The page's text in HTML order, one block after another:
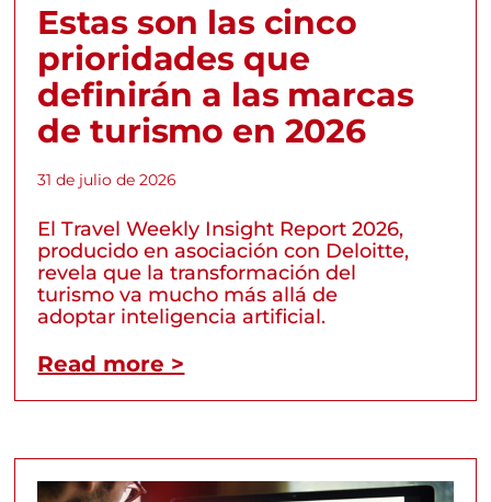
Estas son las cinco
prioridades que
definirán a las marcas
de turismo en 2026
31 de julio de 2026
El Travel Weekly Insight Report 2026,
producido en asociación con Deloitte,
revela que la transformación del
turismo va mucho más allá de
adoptar inteligencia artificial.
Read more >